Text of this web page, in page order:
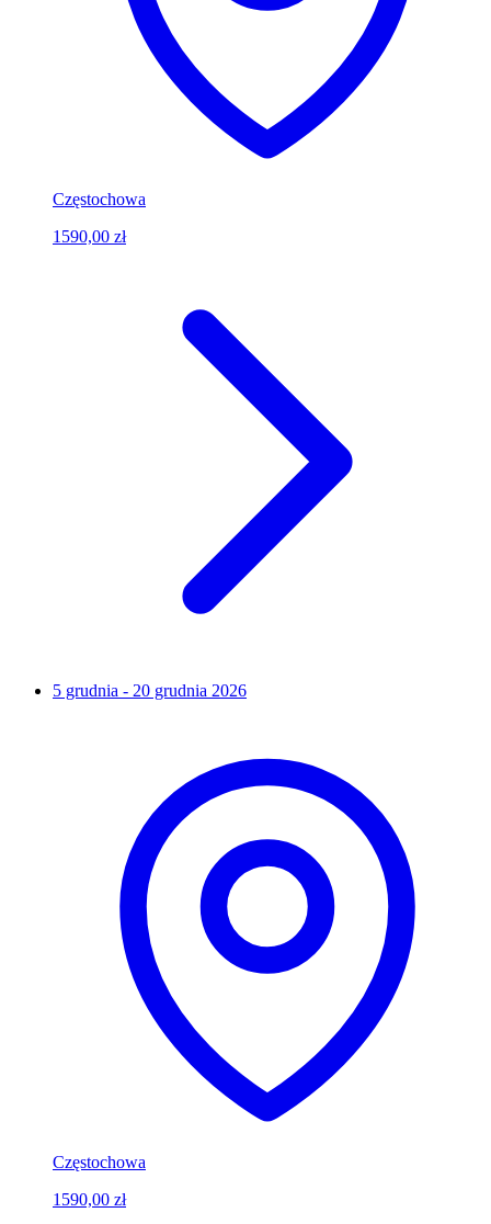
Częstochowa
1590,00 zł
5 grudnia - 20 grudnia 2026
Częstochowa
1590,00 zł